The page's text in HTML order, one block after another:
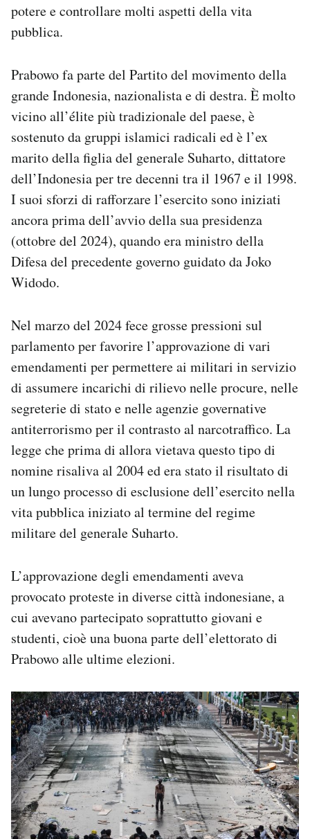
potere e controllare molti aspetti della vita
pubblica.
Prabowo fa parte del Partito del movimento della
grande Indonesia, nazionalista e di destra. È molto
vicino all’élite più tradizionale del paese, è
sostenuto da gruppi islamici radicali ed è l’ex
marito della figlia del generale Suharto, dittatore
dell’Indonesia per tre decenni tra il 1967 e il 1998.
I suoi sforzi di rafforzare l’esercito sono iniziati
ancora prima dell’avvio della sua presidenza
(ottobre del 2024), quando era ministro della
Difesa del precedente governo guidato da Joko
Widodo.
Nel marzo del 2024 fece grosse pressioni sul
parlamento per favorire l’approvazione di vari
emendamenti per permettere ai militari in servizio
di assumere incarichi di rilievo nelle procure, nelle
segreterie di stato e nelle agenzie governative
antiterrorismo per il contrasto al narcotraffico. La
legge che prima di allora vietava questo tipo di
nomine risaliva al 2004 ed era stato il risultato di
un lungo processo di esclusione dell’esercito nella
vita pubblica iniziato al termine del regime
militare del generale Suharto.
L’approvazione degli emendamenti aveva
provocato proteste in diverse città indonesiane, a
cui avevano partecipato soprattutto giovani e
studenti, cioè una buona parte dell’elettorato di
Prabowo alle ultime elezioni.